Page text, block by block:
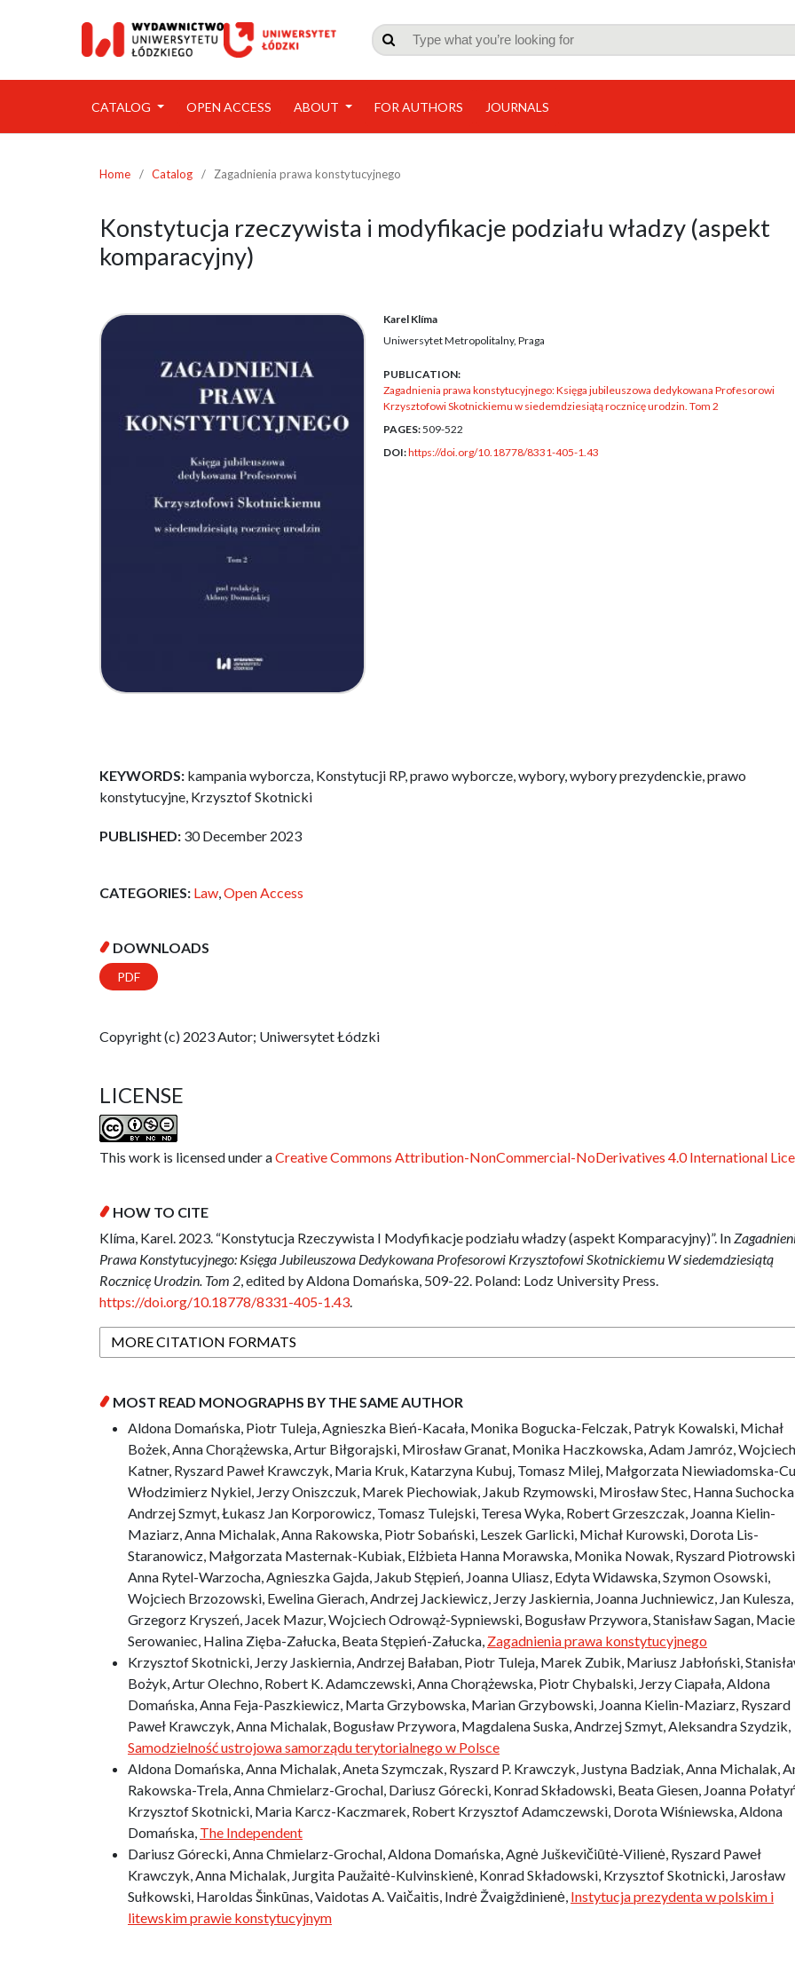

CATALOG OPEN ACCESS ABOUT FOR AUTHORS JOURNALS
Home / Catalog / Zagadnienia prawa konstytucyjnego
Konstytucja rzeczywista i modyfikacje podziału władzy (aspekt
komparacyjny)
Karel Klíma
Uniwersytet Metropolitalny, Praga
PUBLICATION:
Zagadnienia prawa konstytucyjnego: Księga jubileuszowa dedykowana Profesorowi
Krzysztofowi Skotnickiemu w siedemdziesiątą rocznicę urodzin. Tom 2
PAGES:509-522
DOI:https://doi.org/10.18778/8331-405-1.43
KEYWORDS: kampania wyborcza, Konstytucji RP, prawo wyborcze, wybory, wybory prezydenckie, prawo
konstytucyjne, Krzysztof Skotnicki
PUBLISHED: 30 December 2023
CATEGORIES: Law Open Access
DOWNLOADS
PDF
Copyright (c) 2023 Autor; Uniwersytet Łódzki
LICENSE
This work is licensed under aCreative Commons Attribution-NonCommercial-NoDerivatives 4.0 International
HOW TO CITE
Klíma, Karel. 2023. “Konstytucja Rzeczywista I Modyfikacje podziału władzy (aspekt Komparacyjny)”. In
Prawa Konstytucyjnego: Księga Jubileuszowa Dedykowana Profesorowi Krzysztofowi Skotnickiemu W siedemdziesiątą
Rocznicę Urodzin. Tom 2 , edited by Aldona Domańska, 509-22. Poland: Lodz University Press.
https://doi.org/10.18778/8331-405-1.43
MORE CITATION FORMATS
MOST READ MONOGRAPHS BY THE SAME AUTHOR
Aldona Domańska, Piotr Tuleja, Agnieszka Bień-Kacała, Monika Bogucka-Felczak, Patryk Kowalski, Michał
Bożek, Anna Chorążewska, Artur Biłgorajski, Mirosław Granat, Monika Haczkowska, Adam Jamróz, Wojciech
Katner, Ryszard Paweł Krawczyk, Maria Kruk, Katarzyna Kubuj, Tomasz Milej, Małgorzata Niewiadomska-
Włodzimierz Nykiel, Jerzy Oniszczuk, Marek Piechowiak, Jakub Rzymowski, Mirosław Stec, Hanna Suchocka,
Andrzej Szmyt, Łukasz Jan Korporowicz, Tomasz Tulejski, Teresa Wyka, Robert Grzeszczak, Joanna Kielin-
Maziarz, Anna Michalak, Anna Rakowska, Piotr Sobański, Leszek Garlicki, Michał Kurowski, Dorota Lis-
Staranowicz, Małgorzata Masternak-Kubiak, Elżbieta Hanna Morawska, Monika Nowak, Ryszard Piotrowski,
Anna Rytel-Warzocha, Agnieszka Gajda, Jakub Stępień, Joanna Uliasz, Edyta Widawska, Szymon Osowski,
Wojciech Brzozowski, Ewelina Gierach, Andrzej Jackiewicz, Jerzy Jaskiernia, Joanna Juchniewicz, Jan Kulesza,
Grzegorz Kryszeń, Jacek Mazur, Wojciech Odrowąż-Sypniewski, Bogusław Przywora, Stanisław Sagan,
Serowaniec, Halina Zięba-Załucka, Beata Stępień-Załucka, Zagadnienia prawa konstytucyjnego
Krzysztof Skotnicki, Jerzy Jaskiernia, Andrzej Bałaban, Piotr Tuleja, Marek Zubik, Mariusz Jabłoński,
Bożyk, Artur Olechno, Robert K. Adamczewski, Anna Chorążewska, Piotr Chybalski, Jerzy Ciapała, Aldona
Domańska, Anna Feja-Paszkiewicz, Marta Grzybowska, Marian Grzybowski, Joanna Kielin-Maziarz, Ryszard
Paweł Krawczyk, Anna Michalak, Bogusław Przywora, Magdalena Suska, Andrzej Szmyt, Aleksandra Szydzik,
Samodzielność ustrojowa samorządu terytorialnego w Polsce
Aldona Domańska, Anna Michalak, Aneta Szymczak, Ryszard P. Krawczyk, Justyna Badziak, Anna Michalak,
Rakowska-Trela, Anna Chmielarz-Grochal, Dariusz Górecki, Konrad Składowski, Beata Giesen, Joanna
Krzysztof Skotnicki, Maria Karcz-Kaczmarek, Robert Krzysztof Adamczewski, Dorota Wiśniewska, Aldona
Domańska, The Independent
Dariusz Górecki, Anna Chmielarz-Grochal, Aldona Domańska, Agnė Juškevičiūtė-Vilienė, Ryszard Paweł
Krawczyk, Anna Michalak, Jurgita Paužaitė-Kulvinskienė, Konrad Składowski, Krzysztof Skotnicki, Jarosław
Sułkowski, Haroldas Šinkūnas, Vaidotas A. Vaičaitis, Indrė Žvaigždinienė, Instytucja prezydenta w polskim i
litewskim prawie konstytucyjnym